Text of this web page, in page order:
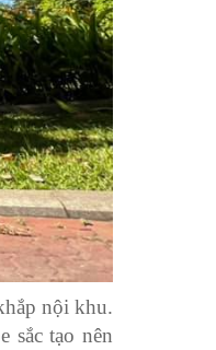
nội khu.
sắc tạo nên